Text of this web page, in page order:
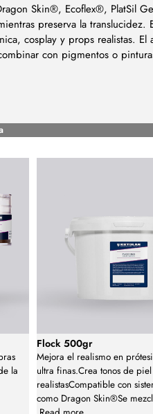
Skin®, Ecoflex®, PlatSil
preserva la translucidez.
cosplay y props realistas. El
con pigmentos o
la
Flock 500gr
Mejora el realismo en
ultra finas.Crea tonos de piel
realistasCompatible con
como Dragon Skin®Se